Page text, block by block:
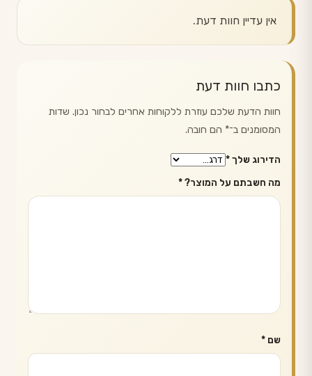
אין עדיין חוות דעת.
כתבו חוות דעת
חוות הדעת שלכם עוזרת ללקוחות אחרים לבחור נכון. שדות
המסומנים ב־* הם חובה.
הדירוג שלך*
מה חשבתם על המוצר?*
שם *